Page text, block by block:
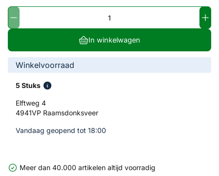
In winkelwagen
Winkelvoorraad
5 Stuks
Elftweg 4
4941VP Raamsdonksveer
Vandaag geopend tot 18:00
Meer dan 40.000 artikelen altijd voorradig